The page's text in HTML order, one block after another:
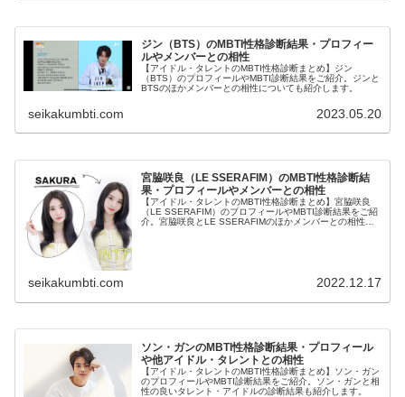
ジン（BTS）のMBTI性格診断結果・プロフィー
ルやメンバーとの相性
【アイドル・タレントのMBTI性格診断まとめ】ジン
（BTS）のプロフィールやMBTI診断結果をご紹介。ジンと
BTSのほかメンバーとの相性についても紹介します。
seikakumbti.com 2023.05.20
宮脇咲良（LE SSERAFIM）のMBTI性格診断結
果・プロフィールやメンバーとの相性
【アイドル・タレントのMBTI性格診断まとめ】宮脇咲良
（LE SSERAFIM）のプロフィールやMBTI診断結果をご紹
介。宮脇咲良とLE SSERAFIMのほかメンバーとの相性に
seikakumbti.com 2022.12.17
ソン・ガンのMBTI性格診断結果・プロフィール
や他アイドル・タレントとの相性
【アイドル・タレントのMBTI性格診断まとめ】ソン・ガン
のプロフィールやMBTI診断結果をご紹介。ソン・ガンと相
性の良いタレント・アイドルの診断結果も紹介します。